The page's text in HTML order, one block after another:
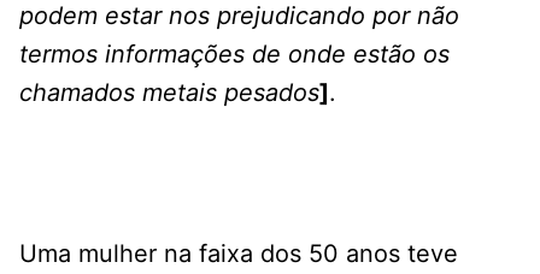
podem estar nos prejudicando por não
termos informações de onde estão os
chamados metais pesados].
Uma mulher na faixa dos 50 anos teve